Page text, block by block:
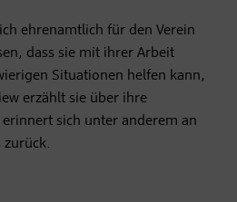
ehrenamtlich für den Verein
dass sie mit ihrer Arbeit
Situationen helfen kann,
erzählt sie über ihre
sich unter anderem an
zurück.